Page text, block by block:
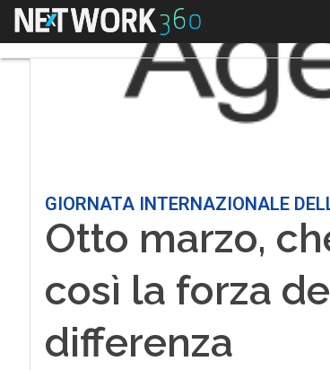
Menu
GIORNATA INTERNAZIONALE
Otto marzo,
così la forza
differenza